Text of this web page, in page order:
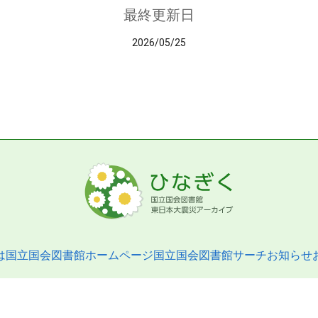
最終更新日
2026/05/25
国立国会図書館ホームページ国立国会図書館サーチお知らせ